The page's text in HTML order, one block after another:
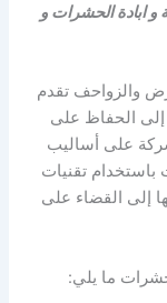
ابادة الحشرات و
والزواحف تقدم
الحفاظ على
على أساليب
باستخدام تقنيات
إلى القضاء على
ما يلي: